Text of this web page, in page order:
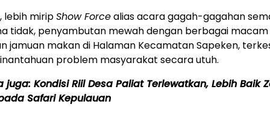
lebih miripShow Forcealias acara gagah-gagahan
tidak, penyambutan mewah dengan berbagai macam
jamuan makan di Halaman Kecamatan Sapeken,
problem masyarakat secara utuh.
juga: Kondisi Riil Desa Paliat Terlewatkan, Lebih Baik
Safari Kepulauan